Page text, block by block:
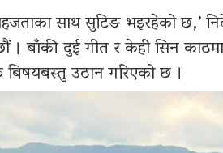
साथ सुटिङ भइरहेको छ,’
बाँकी दुई गीत र केही सिन
उठान गरिएको छ ।